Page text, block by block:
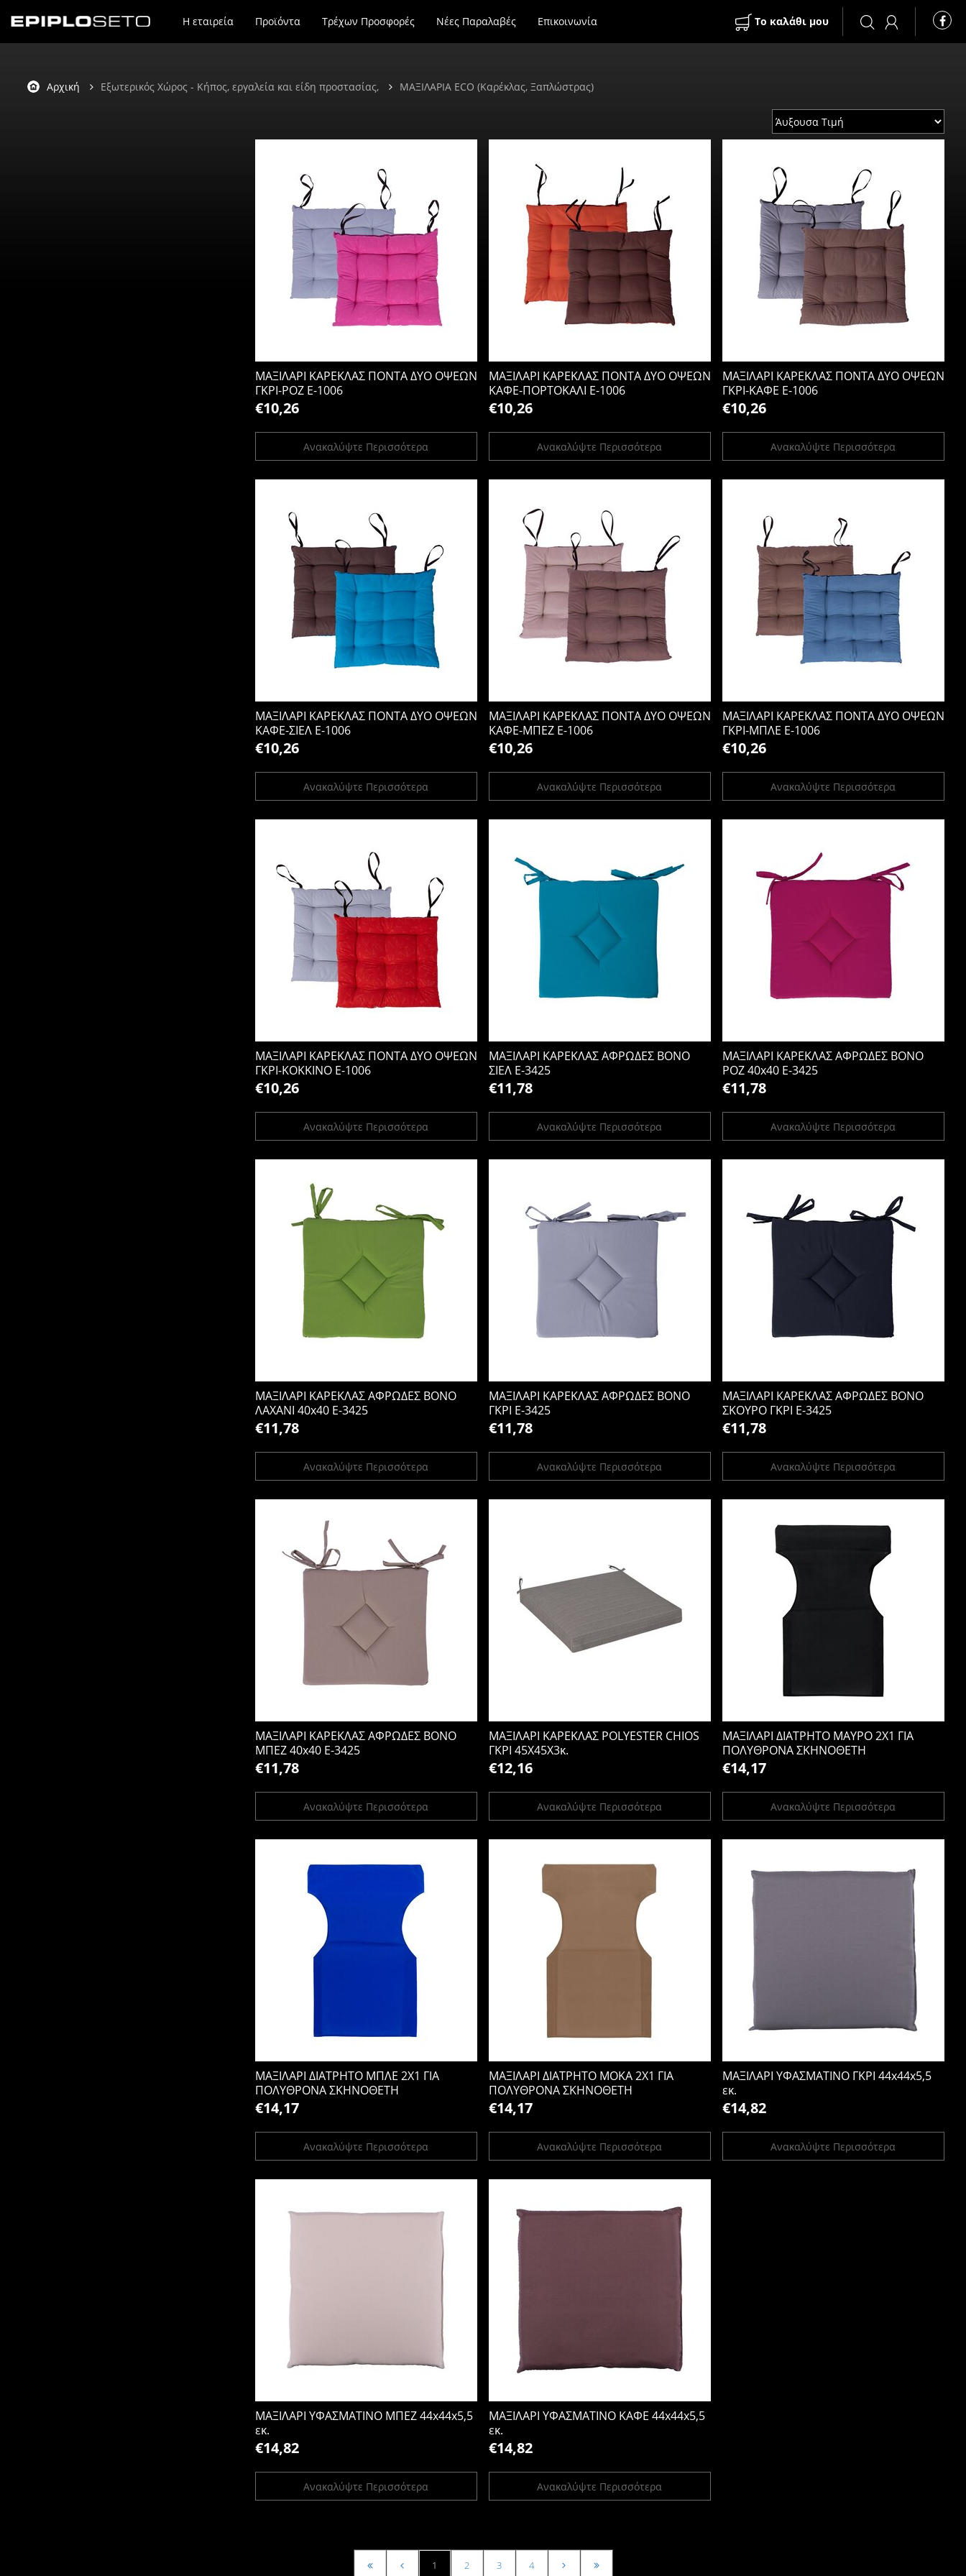
Η εταιρεία Προϊόντα Τρέχων Προσφορές Νέες Παραλαβές Επικοινωνία Το καλάθι μου
Αρχική Εξωτερικός Χώρος - Kήπος, εργαλεία και είδη προστασίας, ΜΑΞΙΛΑΡΙΑ ΕCO (Καρέκλας, Ξαπλώστρας)
ΜΑΞΙΛΑΡΙ ΚΑΡΕΚΛΑΣ ΠΟΝΤΑ ΔΥΟ ΟΨΕΩΝ
ΓΚΡΙ-ΡΟΖ Ε-1006
€10,26
Ανακαλύψτε Περισσότερα
ΜΑΞΙΛΑΡΙ ΚΑΡΕΚΛΑΣ ΠΟΝΤΑ ΔΥΟ ΟΨΕΩΝ
ΚΑΦΕ-ΠΟΡΤΟΚΑΛΙ Ε-1006
€10,26
Ανακαλύψτε Περισσότερα
ΜΑΞΙΛΑΡΙ ΚΑΡΕΚΛΑΣ ΠΟΝΤΑ ΔΥΟ ΟΨΕΩΝ
ΓΚΡΙ-ΚΑΦΕ Ε-1006
€10,26
Ανακαλύψτε Περισσότερα
ΜΑΞΙΛΑΡΙ ΚΑΡΕΚΛΑΣ ΠΟΝΤΑ ΔΥΟ ΟΨΕΩΝ
ΚΑΦΕ-ΣΙΕΛ Ε-1006
€10,26
Ανακαλύψτε Περισσότερα
ΜΑΞΙΛΑΡΙ ΚΑΡΕΚΛΑΣ ΠΟΝΤΑ ΔΥΟ ΟΨΕΩΝ
ΚΑΦΕ-ΜΠΕΖ Ε-1006
€10,26
Ανακαλύψτε Περισσότερα
ΜΑΞΙΛΑΡΙ ΚΑΡΕΚΛΑΣ ΠΟΝΤΑ ΔΥΟ ΟΨΕΩΝ
ΓΚΡΙ-ΜΠΛΕ Ε-1006
€10,26
Ανακαλύψτε Περισσότερα
ΜΑΞΙΛΑΡΙ ΚΑΡΕΚΛΑΣ ΠΟΝΤΑ ΔΥΟ ΟΨΕΩΝ
ΓΚΡΙ-ΚΟΚΚΙΝΟ Ε-1006
€10,26
Ανακαλύψτε Περισσότερα
ΜΑΞΙΛΑΡΙ ΚΑΡΕΚΛΑΣ ΑΦΡΩΔΕΣ BONO
ΣΙΕΛ Ε-3425
€11,78
Ανακαλύψτε Περισσότερα
ΜΑΞΙΛΑΡΙ ΚΑΡΕΚΛΑΣ ΑΦΡΩΔΕΣ BONO
ΡΟΖ 40x40 Ε-3425
€11,78
Ανακαλύψτε Περισσότερα
ΜΑΞΙΛΑΡΙ ΚΑΡΕΚΛΑΣ ΑΦΡΩΔΕΣ BONO
ΛΑΧΑΝΙ 40x40 Ε-3425
€11,78
Ανακαλύψτε Περισσότερα
ΜΑΞΙΛΑΡΙ ΚΑΡΕΚΛΑΣ ΑΦΡΩΔΕΣ BONO
ΓΚΡΙ Ε-3425
€11,78
Ανακαλύψτε Περισσότερα
ΜΑΞΙΛΑΡΙ ΚΑΡΕΚΛΑΣ ΑΦΡΩΔΕΣ BONO
ΣΚΟΥΡΟ ΓΚΡΙ Ε-3425
€11,78
Ανακαλύψτε Περισσότερα
ΜΑΞΙΛΑΡΙ ΚΑΡΕΚΛΑΣ ΑΦΡΩΔΕΣ BONO
ΜΠΕΖ 40x40 Ε-3425
€11,78
Ανακαλύψτε Περισσότερα
ΜΑΞΙΛΑΡΙ ΚΑΡΕΚΛΑΣ POLYESTER CHIOS
ΓΚΡΙ 45X45X3κ.
€12,16
Ανακαλύψτε Περισσότερα
ΜΑΞΙΛΑΡΙ ΔΙΑΤΡΗΤΟ ΜΑΥΡΟ 2Χ1 ΓΙΑ
ΠΟΛΥΘΡΟΝΑ ΣΚΗΝΟΘΕΤΗ
€14,17
Ανακαλύψτε Περισσότερα
ΜΑΞΙΛΑΡΙ ΔΙΑΤΡΗΤΟ ΜΠΛΕ 2Χ1 ΓΙΑ
ΠΟΛΥΘΡΟΝΑ ΣΚΗΝΟΘΕΤΗ
€14,17
Ανακαλύψτε Περισσότερα
ΜΑΞΙΛΑΡΙ ΔΙΑΤΡΗΤΟ MOKA 2Χ1 ΓΙΑ
ΠΟΛΥΘΡΟΝΑ ΣΚΗΝΟΘΕΤΗ
€14,17
Ανακαλύψτε Περισσότερα
ΜΑΞΙΛΑΡΙ ΥΦΑΣΜΑΤΙΝΟ ΓΚΡΙ 44x44x5,5
εκ.
€14,82
Ανακαλύψτε Περισσότερα
ΜΑΞΙΛΑΡΙ ΥΦΑΣΜΑΤΙΝΟ ΜΠΕΖ 44x44x5,5
εκ.
€14,82
Ανακαλύψτε Περισσότερα
ΜΑΞΙΛΑΡΙ ΥΦΑΣΜΑΤΙΝΟ ΚΑΦΕ 44x44x5,5
εκ.
€14,82
Ανακαλύψτε Περισσότερα
1 2 3 4